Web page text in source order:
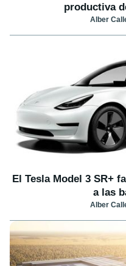
productiva
Alber
El Tesla Model 3 SR+
a las
Alber